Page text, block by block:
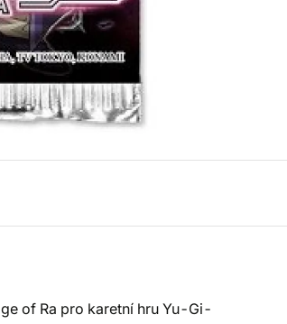
of Ra pro karetní hru Yu-Gi-